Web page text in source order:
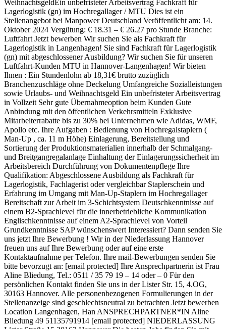
WeihnachtsgeldEin unbefristeter Arbeitsvertrag Fachkraft für
Lagerlogistik (gn) im Hochregallager / MTU Dies ist ein
Stellenangebot bei Manpower Deutschland Veröffentlicht am: 14.
Oktober 2024 Vergütung: € 18.31 – € 26.27 pro Stunde Branche:
Luftfahrt Jetzt bewerben Wir suchen Sie als Fachkraft für
Lagerlogistik in Langenhagen! Sie sind Fachkraft für Lagerlogistik
(gn) mit abgeschlossener Ausbildung? Wir suchen Sie für unseren
Luftfahrt-Kunden MTU in Hannover-Langenhagen! Wir bieten
Ihnen : Ein Stundenlohn ab 18,31€ brutto zuzüglich
Branchenzuschläge ohne Deckelung Umfangreiche Sozialleistungen
sowie Urlaubs- und Weihnachtsgeld Ein unbefristeter Arbeitsvertrag
in Vollzeit Sehr gute Übernahmeoption beim Kunden Gute
Anbindung mit den öffentlichen Verkehrsmitteln Exklusive
Mitarbeiterrabatte bis zu 30% bei Unternehmen wie Adidas, WMF,
Apollo etc. Ihre Aufgaben : Bedienung von Hochregalstaplern (
Man-Up , ca. 11 m Höhe) Einlagerung, Bereitstellung und
Sortierung der Produktionsmaterialien innerhalb der Schmalgang-
und Breitgangregalanlage Einhaltung der Einlagerungssicherheit im
Arbeitsbereich Durchführung von Dokumentenpflege Ihre
Qualifikation: Abgeschlossene Ausbildung als Fachkraft für
Lagerlogistik, Fachlagerist oder vergleichbar Staplerschein und
Erfahrung im Umgang mit Man-Up-Staplern im Hochregallager
Bereitschaft zur Arbeit im 3-Schichtsystem Deutschkenntnisse auf
einem B2-Sprachlevel für die innerbetriebliche Kommunikation
Englischkenntnisse auf einem A2-Sprachlevel von Vorteil
Grundkenntnisse SAP wünschenswert Interessiert? Dann senden Sie
uns jetzt Ihre Bewerbung ! Wir in der Niederlassung Hannover
freuen uns auf Ihre Bewerbung oder auf eine erste
Kontaktaufnahme per Telefon. Ihre mail-Bewerbungen senden Sie
bitte bevorzugt an: [email protected] Ihre Ansprechpartnerin ist Frau
Aline Bliedung, Tel.: 0511 / 35 79 19 – 14 oder – 0 Für den
persönlichen Kontakt finden Sie uns in der Lister Str. 15, 4.OG,
30163 Hannover. Alle personenbezogenen Formulierungen in der
Stellenanzeige sind geschlechtsneutral zu betrachten Jetzt bewerben
Location Langenhagen, Han ANSPRECHPARTNER*IN Aline
Bliedung 49 51135791914 [email protected] NIEDERLASSUNG